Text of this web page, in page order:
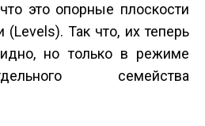
это опорные плоскости
(Levels). Так что, их теперь
но только в режиме
семейства